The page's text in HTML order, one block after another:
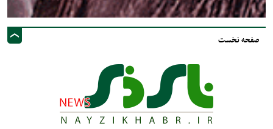
صفحه نخست